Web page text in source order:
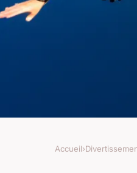
Accueil›